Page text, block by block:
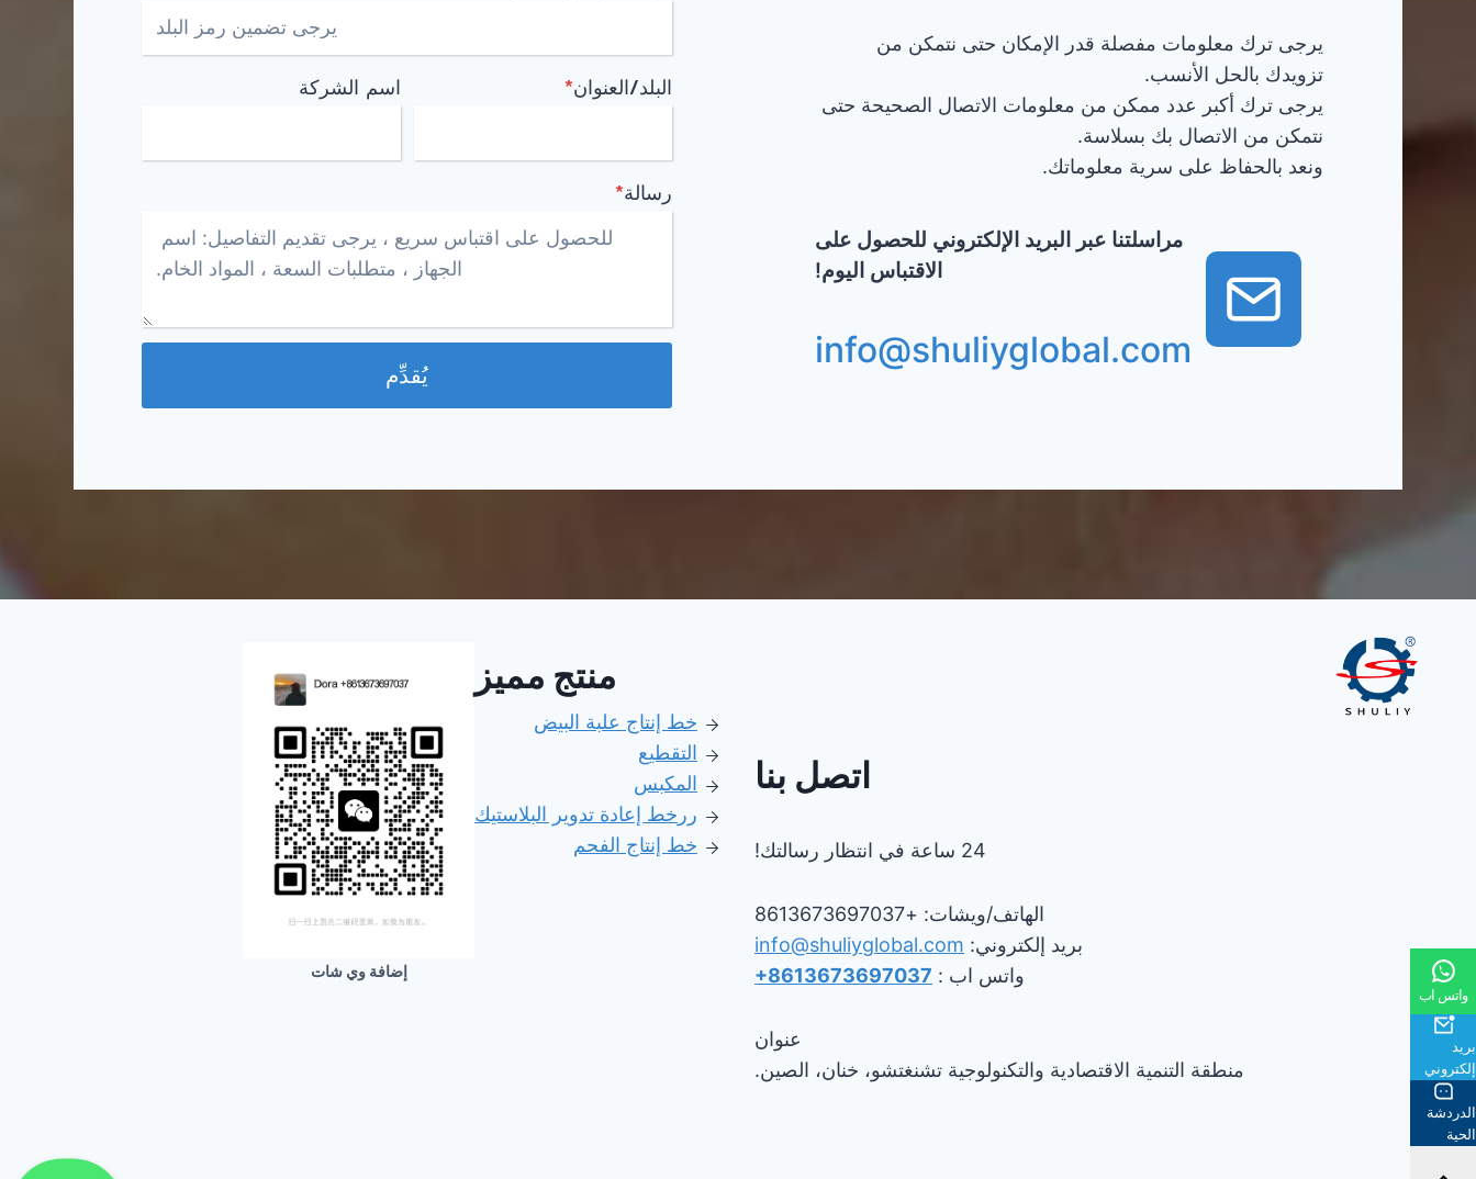
يرجى ترك معلومات مفصلة قدر الإمكان حتى نتمكن من
تزويدك بالحل الأنسب.
يرجى ترك أكبر عدد ممكن من معلومات الاتصال الصحيحة حتى
نتمكن من الاتصال بك بسلاسة.
ونعد بالحفاظ على سرية معلوماتك.
مراسلتنا عبر البريد الإلكتروني للحصول على
الاقتباس اليوم!
info@shuliyglobal.com
البلد/العنوان* اسم الشركة
رسالة*
يُقدِّم
اتصل بنا
24 ساعة في انتظار رسالتك!
الهاتف/ويشات: +8613673697037
بريد إلكتروني: info@shuliyglobal.com
واتس اب : +8613673697037
عنوان
منطقة التنمية الاقتصادية والتكنولوجية تشنغتشو، خنان، الصين.
منتج مميز
خط إنتاج علبة البيض
التقطيع
المكبس
رر خط إعادة تدوير البلاستيك
خط إنتاج الفحم
إضافة وي شات
واتس اب
بريد
إلكتروني
الدردشة
الحية